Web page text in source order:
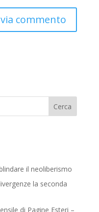
Cerca
il neoliberismo
la seconda
di Pagine Esteri –